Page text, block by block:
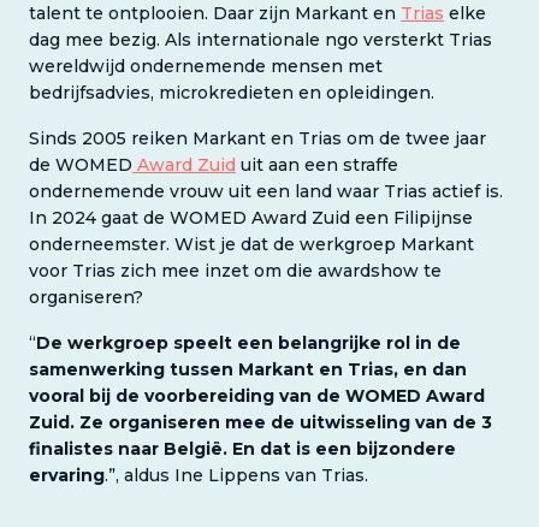
talent te ontplooien. Daar zijn Markant en Trias elke
dag mee bezig. Als internationale ngo versterkt Trias
wereldwijd ondernemende mensen met
bedrijfsadvies, microkredieten en opleidingen.
Sinds 2005 reiken Markant en Trias om de twee jaar
de WOMED Award Zuid uit aan een straffe
ondernemende vrouw uit een land waar Trias actief is.
In 2024 gaat de WOMED Award Zuid een Filipijnse
onderneemster. Wist je dat de werkgroep Markant
voor Trias zich mee inzet om die awardshow te
organiseren?
“De werkgroep speelt een belangrijke rol in de
samenwerking tussen Markant en Trias, en dan
vooral bij de voorbereiding van de WOMED Award
Zuid. Ze organiseren mee de uitwisseling van de 3
finalistes naar België. En dat is een bijzondere
ervaring.”, aldus Ine Lippens van Trias.